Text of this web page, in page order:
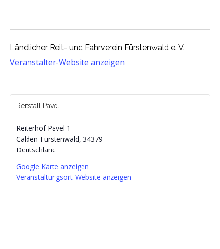
Ländlicher Reit- und Fahrverein Fürstenwald e. V.
Veranstalter-Website anzeigen
Reitstall Pavel
Reiterhof Pavel 1
Calden-Fürstenwald, 34379
Deutschland
Google Karte anzeigen
Veranstaltungsort-Website anzeigen